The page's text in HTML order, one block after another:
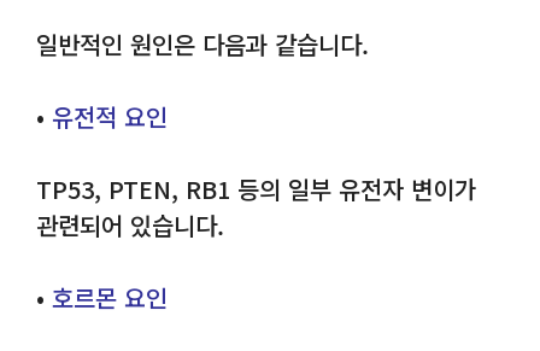
일반적인 원인은 다음과 같습니다.
• 유전적 요인
TP53, PTEN, RB1 등의 일부 유전자 변이가
관련되어 있습니다.
• 호르몬 요인